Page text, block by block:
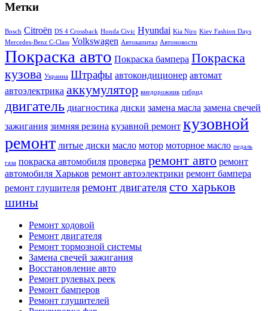
Метки
Bosch Citroën DS 4 Crossback Honda Civic Hyundai Kia Niro Kiev Fashion Days
Mercedes-Benz C-Class Volkswagen Автокапитал Автоновости
Покраска авто Покраска бампера Покраска
кузова Украина Штрафы автокондиционер автомат
автоэлектрика аккумулятор внедорожник гибрид
двигатель диагностика диски замена масла замена свечей
зажигания зимняя резина кузавной ремонт кузовной
ремонт литые диски масло мотор моторное масло педаль
газа покраска автомобиля проверка ремонт авто ремонт
автомобиля Харьков ремонт автоэлектрики ремонт бампера
ремонт глушителя ремонт двигателясто харьков
шины
Ремонт ходовой
Ремонт двигателя
Ремонт тормозной системы
Замена свечей зажигания
Восстановление авто
Ремонт рулевых реек
Ремонт бамперов
Ремонт глушителей